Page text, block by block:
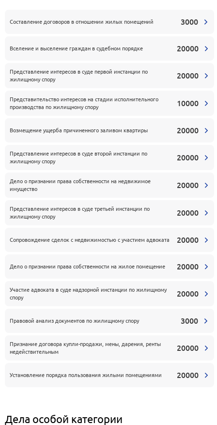
Составление договоров в отношении жилых помещений 3000
Вселение и выселение граждан в судебном порядке 20000
Представление интересов в суде первой инстанции по
жилищному спору
20000
Представительство интересов на стадии исполнительного
производства по жилищному спору
10000
Возмещение ущерба причиненного заливом квартиры 20000
Представление интересов в суде второй инстанции по
жилищному спору
20000
Дело о признании права собственности на недвижимое
имущество
20000
Представление интересов в суде третьей инстанции по
жилищному спору
20000
Сопровождение сделок с недвижимостью с участием адвоката 20000
Дело о признании права собственности на жилое помещение 20000
Участие адвоката в суде надзорной инстанции по жилищному
спору
20000
Правовой анализ документов по жилищному спору 3000
Признание договора купли-продажи, мены, дарения, ренты
недействительным
20000
Установление порядка пользования жилыми помещениями 20000
Дела особой категории